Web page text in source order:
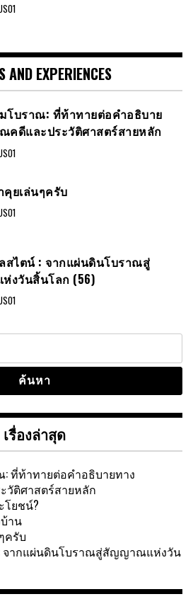
AND EXPERIENCES
โบราณ: ที่ท้าทายต่อคำอธิบาย
คดีและประวัติศาสตร์สายหลัก
คุยเล่นๆครับ
ลสไตน์ : จากแผ่นดินโบราณสู่
งวันสิ้นโลก (56)
เรื่องล่าสุด
ที่ท้าทายต่อคำอธิบายทาง
วัติศาสตร์สายหลัก
โยชน์?
าน
ครับ
: จากแผ่นดินโบราณสู่สัญญาณแห่งวัน